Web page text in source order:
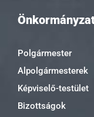
Polgármester
Alpolgármesterek
Képviselő-testület
Bizottságok